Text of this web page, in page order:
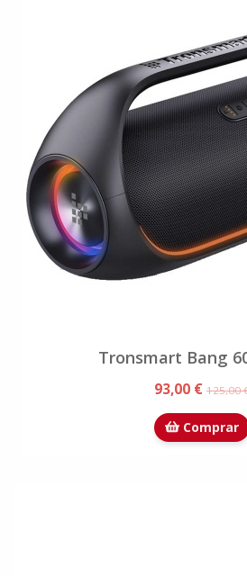
Tronsmart Bang
93,00 € 125,00
Comprar